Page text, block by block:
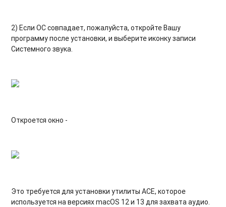
2) Если ОС совпадает, пожалуйста, откройте Вашу
программу после установки, и выберите иконку записи
Системного звука.
Откроется окно -
Это требуется для установки утилиты АСЕ, которое
используется на версиях macOS 12 и 13 для захвата аудио.